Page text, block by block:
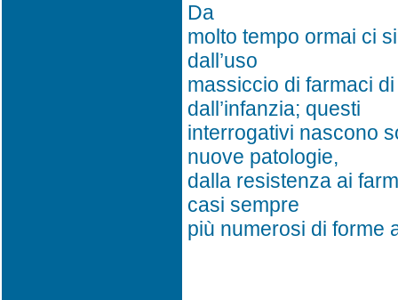
Da
molto tempo ormai ci
dall’uso
massiccio di farmaci
dall’infanzia; questi
interrogativi nascono
nuove patologie,
dalla resistenza ai
casi sempre
più numerosi di forme